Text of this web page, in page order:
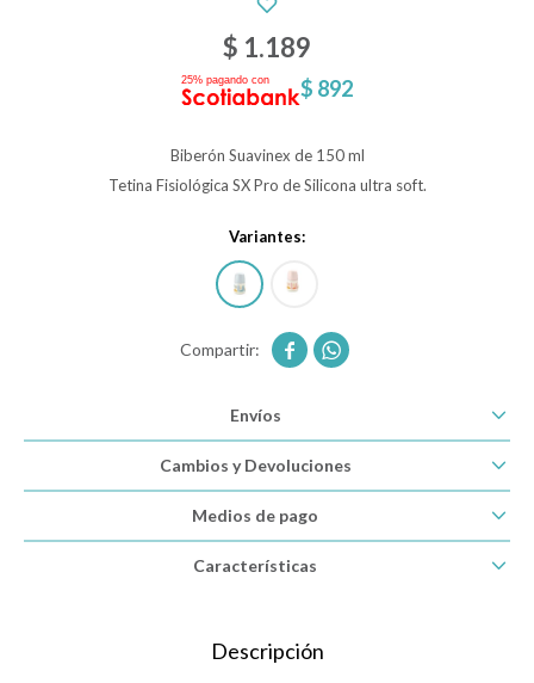
$ 1.189
$ 892
Biberón Suavinex de 150 ml
Tetina Fisiológica SX Pro de Silicona ultra soft.
Variantes:
 
Envíos
Cambios y Devoluciones
Medios de pago
Características
Descripción